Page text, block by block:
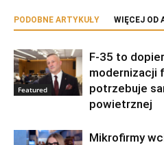
PODOBNE ARTYKUŁY WIĘCEJ OD
Featured
F-35 to
modernizacji
potrzebuje
powietrznej
Mikrofirmy